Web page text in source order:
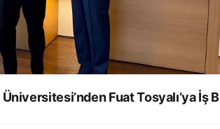
Fuat Tosyalı’ya İş